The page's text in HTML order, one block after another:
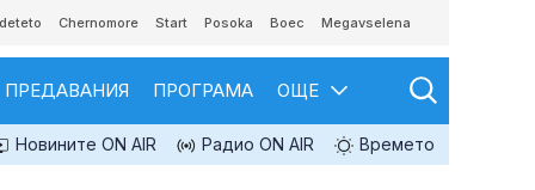
Chernomore Start Posoka Boec Megavselena
ПРЕДАВАНИЯ ПРОГРАМА ОЩЕ
Новините ON AIR Радио ON AIR Времето